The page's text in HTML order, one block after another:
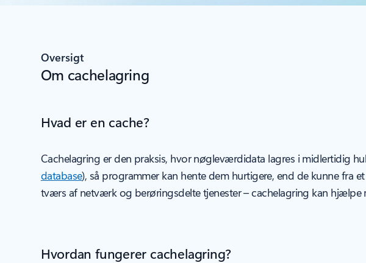
Oversigt
Om cachelagring
Hvad er en cache?
Cachelagring er den praksis, hvor nøgleværdidata lagres i midlertidig
database), så programmer kan hente dem hurtigere, end de kunne fra
tværs af netværk og berøringsdelte tjenester – cachelagring kan hjælpe
Hvordan fungerer cachelagring?